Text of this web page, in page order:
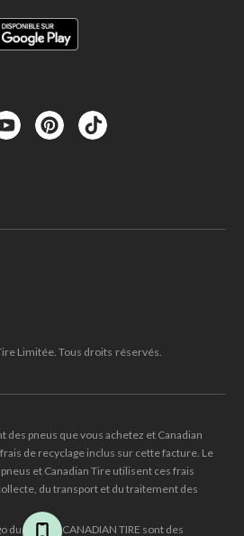
Limitée. Tous droits réservés.
pneus que vous achetez et Canadian
de recyclage inclus sur cette facture. Le
et Canadian Tire utilisent ces frais
du transport et du traitement des
du triangle CANADIAN TIRE sont des